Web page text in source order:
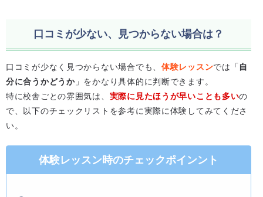
口コミが少ない、見つからない場合は？
口コミが少なく見つからない場合でも、 体験レッスンでは「 自
分に合うかどうか」をかなり具体的に判断できます。
特に校舎ごとの雰囲気は、 実際に見たほうが早いことも多いの
で、以下のチェックリストを参考に実際に体験してみてくださ
い。
体験レッスン時のチェックポインント